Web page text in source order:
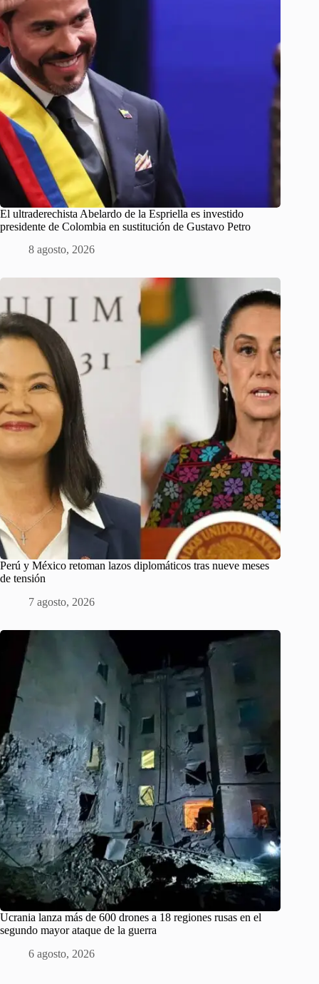
El ultraderechista Abelardo de la Espriella es investido
presidente de Colombia en sustitución de Gustavo Petro
8 agosto, 2026
Perú y México retoman lazos diplomáticos tras nueve meses
de tensión
7 agosto, 2026
Ucrania lanza más de 600 drones a 18 regiones rusas en el
segundo mayor ataque de la guerra
6 agosto, 2026